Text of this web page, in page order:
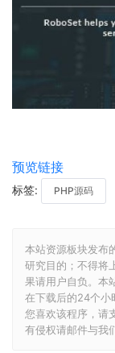
预览链接
标签: PHP源码
本站资源板块发布
研究目的；不得将
果请用户自负。本
在下载后的24个小
您喜欢该程序，请
有侵权请邮件与我